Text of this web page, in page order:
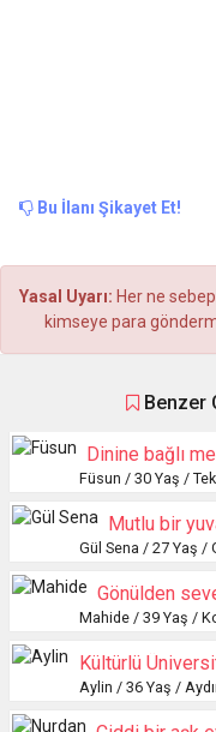
Bu İlanı Şikayet Et!
Yasal Uyarı: Her ne
kimseye para
Benzer
Dinine bağlı
Füsun / 30 Yaş /
Mutlu bir
Gül Sena / 27 Yaş /
Gönülden
Mahide / 39 Yaş /
Kültürlü
Aylin / 36 Yaş /